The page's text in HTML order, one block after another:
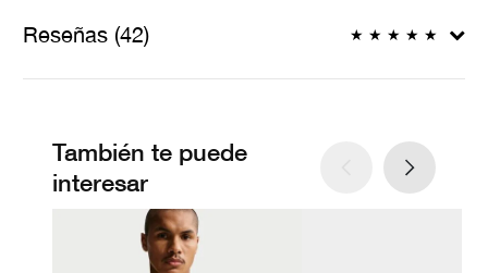
Reseñas (42) ★ ★ ★ ★ ★
También te puede
interesar